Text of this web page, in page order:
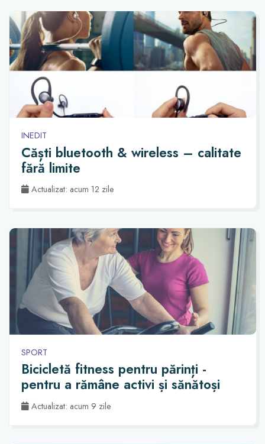
INEDIT
Căști bluetooth & wireless – calitate
fără limite
Actualizat: acum 12 zile
SPORT
Bicicletă fitness pentru părinți -
pentru a rămâne activi și sănătoși
Actualizat: acum 9 zile